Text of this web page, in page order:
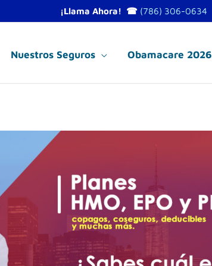
¡Llama Ahora! ☎ (786) 306-0634
Nuestros Seguros Obamacare 2026